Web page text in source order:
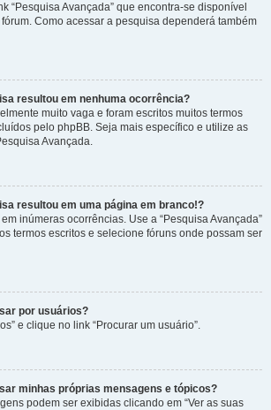
“Pesquisa Avançada” que encontra-se disponível
Como acessar a pesquisa dependerá também
resultou em nenhuma ocorrência?
muito vaga e foram escritos muitos termos
pelo phpBB. Seja mais específico e utilize as
Avançada.
resultou em uma página em branco!?
inúmeras ocorrências. Use a “Pesquisa Avançada”
termos escritos e selecione fóruns onde possam ser
por usuários?
e clique no link “Procurar um usuário”.
minhas próprias mensagens e tópicos?
podem ser exibidas clicando em “Ver as suas